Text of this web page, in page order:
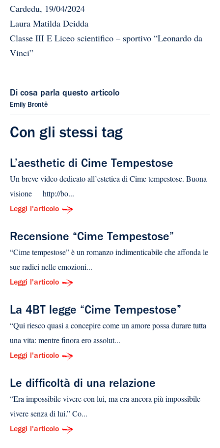
Cardedu, 19/04/2024
Laura Matilda Deidda
Classe III E Liceo scientifico – sportivo “Leonardo da
Vinci”
Di cosa parla questo articolo
Emily Brontë
Con gli stessi tag
L’aesthetic di Cime Tempestose
Un breve video dedicato all’estetica di Cime tempestose. Buona
visione http://bo...
Leggi l'articolo
Recensione “Cime Tempestose”
“Cime tempestose” è un romanzo indimenticabile che affonda le
sue radici nelle emozioni...
Leggi l'articolo
La 4BT legge “Cime Tempestose”
“Qui riesco quasi a concepire come un amore possa durare tutta
una vita: mentre finora ero assolut...
Leggi l'articolo
Le difficoltà di una relazione
“Era impossibile vivere con lui, ma era ancora più impossibile
vivere senza di lui.” Co...
Leggi l'articolo